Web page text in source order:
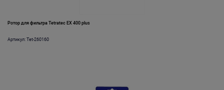
Ротор для фильтра Tetratec EX 400 plus
Артикул: Tet-260160